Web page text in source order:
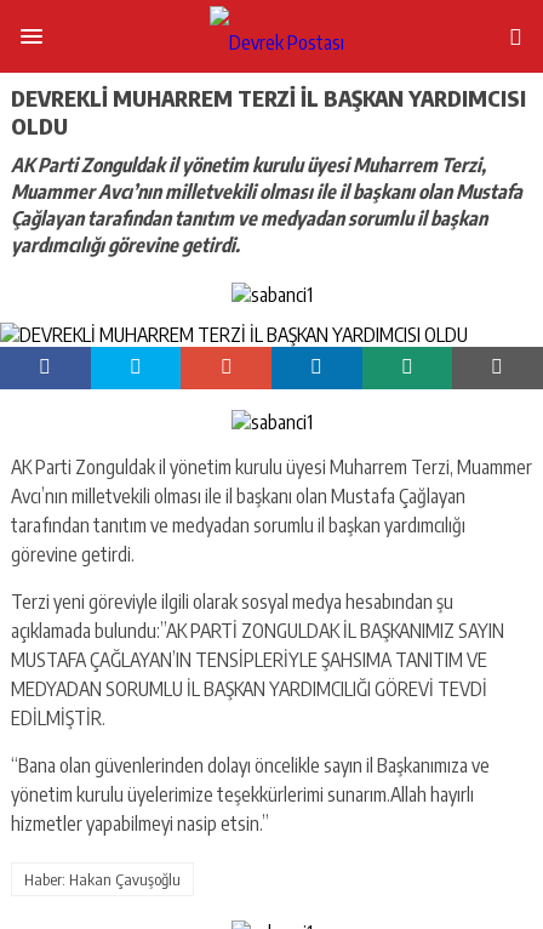
DEVREKLİ MUHARREM TERZİ İL BAŞKAN YARDIMCISI
OLDU
AK Parti Zonguldak il yönetim kurulu üyesi Muharrem Terzi,
Muammer Avcı’nın milletvekili olması ile il başkanı olan Mustafa
Çağlayan tarafından tanıtım ve medyadan sorumlu il başkan
yardımcılığı görevine getirdi.
AK Parti Zonguldak il yönetim kurulu üyesi Muharrem Terzi, Muammer
Avcı’nın milletvekili olması ile il başkanı olan Mustafa Çağlayan
tarafından tanıtım ve medyadan sorumlu il başkan yardımcılığı
görevine getirdi.
Terzi yeni göreviyle ilgili olarak sosyal medya hesabından şu
açıklamada bulundu:”AK PARTİ ZONGULDAK İL BAŞKANIMIZ SAYIN
MUSTAFA ÇAĞLAYAN’IN TENSİPLERİYLE ŞAHSIMA TANITIM VE
MEDYADAN SORUMLU İL BAŞKAN YARDIMCILIĞI GÖREVİ TEVDİ
EDİLMİŞTİR.
“Bana olan güvenlerinden dolayı öncelikle sayın il Başkanımıza ve
yönetim kurulu üyelerimize teşekkürlerimi sunarım.Allah hayırlı
hizmetler yapabilmeyi nasip etsin.”
Haber: Hakan Çavuşoğlu